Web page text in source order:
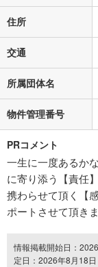
住所
交通
所属団体名
物件管理番号
PRコメント
一生に一度あるか
に寄り添う【責任
携わらせて頂く【
ポートさせて頂き
情報掲載開始日：
定日：2026年8月18日